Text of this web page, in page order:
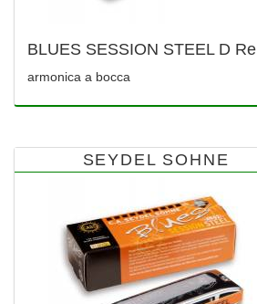
BLUES SESSION STEEL D Re
armonica a bocca
SEYDEL SOHNE